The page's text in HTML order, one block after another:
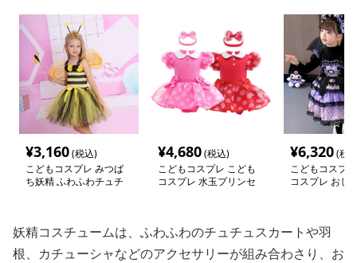
¥3,160(税込)
こどもコスプレ みつば
ち妖精 ふわふわチュチ
¥4,680(税込)
こどもコスプレ こども
コスプレ 水玉プリンセ
¥6,320(税
こどもコスプ
コスプレ おし
妖精コスチュームは、ふわふわのチュチュスカートや羽
根、カチューシャなどのアクセサリーが組み合わさり、お